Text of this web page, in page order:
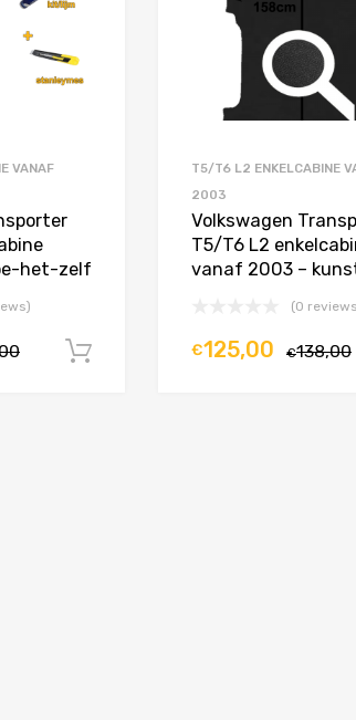
VANAF
het-zelf
In winkelwagen
T5/T6 L2 ENKELCABINE
2003
Volkswagen
T5/T6 L2
vanaf 2003 –
(0
€138,00
€125,00